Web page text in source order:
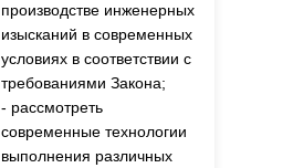
производстве инженерных
изысканий в современных
условиях в соответствии с
требованиями Закона;
- рассмотреть
современные технологии
выполнения различных